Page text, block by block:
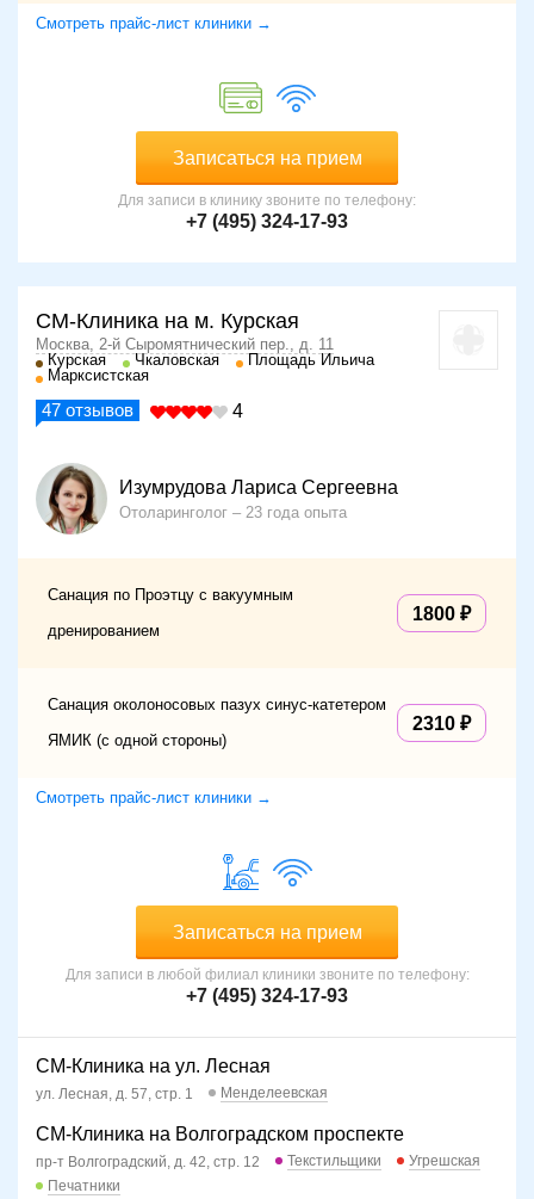
Смотреть прайс-лист клиники →
Записаться на прием
Для записи в клинику звоните по телефону:
+7 (495) 324-17-93
СМ-Клиника на м. Курская
Москва, 2-й Сыромятнический пер., д. 11
Курская
Чкаловская
Площадь Ильича
Марксистская
47 отзывов 4
Изумрудова Лариса Сергеевна
Отоларинголог 23 года опыта
Санация по Проэтцу с вакуумным
дренированием
1800
Санация околоносовых пазух синус-катетером
ЯМИК (с одной стороны)
2310
Смотреть прайс-лист клиники →
Записаться на прием
Для записи в любой филиал клиники звоните по телефону:
+7 (495) 324-17-93
СМ-Клиника на ул. Лесная
ул. Лесная, д. 57, стр. 1 Менделеевская
СМ-Клиника на Волгоградском проспекте
пр-т Волгоградский, д. 42, стр. 12 Текстильщики
Угрешская
Печатники